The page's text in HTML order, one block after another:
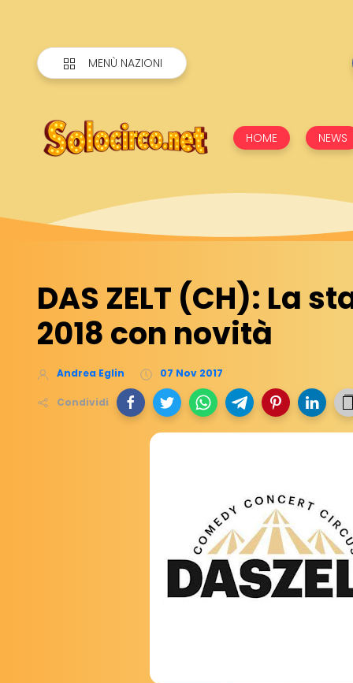
MENÙ NAZIONI
HOME NEWS
DAS ZELT (CH): La
2018 con novità
Andrea Eglin 07 Nov 2017
Condividi